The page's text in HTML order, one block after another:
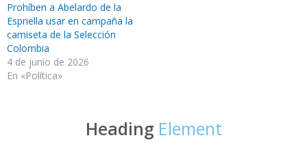
Prohíben a Abelardo de la
Espriella usar en campaña la
camiseta de la Selección
Colombia
4 de junio de 2026
En «Política»
Heading Element